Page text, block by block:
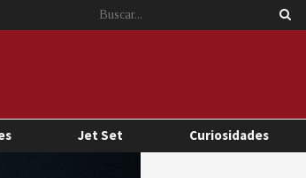
Jet Set Curiosidades